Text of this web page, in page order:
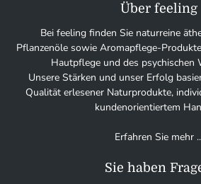
Über feeling
Bei feeling finden Sie naturreine
Pflanzenöle sowie Aromapflege-
Hautpflege und des psychischen
Unsere Stärken und unser Erfolg
Qualität erlesener Naturprodukte,
kundenorientiertem
Erfahren Sie mehr
Sie haben